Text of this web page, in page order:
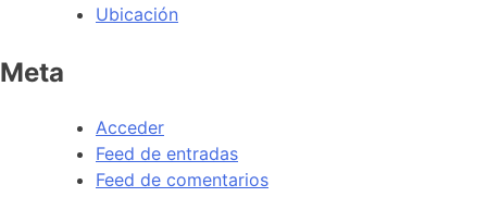
Ubicación
Meta
Acceder
Feed de entradas
Feed de comentarios